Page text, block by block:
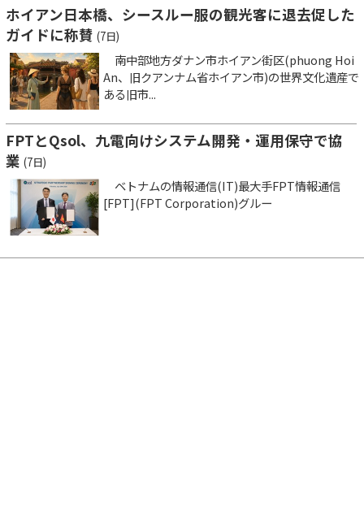
ホイアン日本橋、シースルー服の観光客に退去促した
ガイドに称賛 (7日)
南中部地方ダナン市ホイアン街区(phuong Hoi
An、旧クアンナム省ホイアン市)の世界文化遺産で
ある旧市...
FPTとQsol、九電向けシステム開発・運用保守で協
業 (7日)
ベトナムの情報通信(IT)最大手FPT情報通信
[FPT](FPT Corporation)グルー